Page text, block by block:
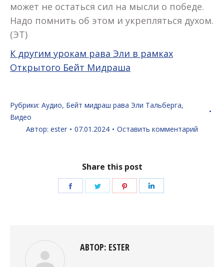
может не остаться сил на мысли о победе.
Надо помнить об этом и укрепляться духом.
(ЭТ)
К другим урокам рава Эли в рамках
Открытого Бейт Мидраша
Рубрики: Аудио, Бейт мидраш рава Эли Тальберга,
Видео
Автор: ester 07.01.2024 Оставить комментарий
Share this post
ПоделитьсяПоделитьсяПоделиться
АВТОР: ESTER